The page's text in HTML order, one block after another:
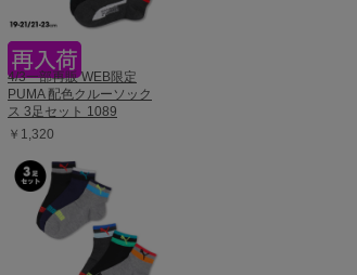
4/3一部再販 WEB限定
PUMA 配色クルーソック
ス 3足セット 1089
￥1,320